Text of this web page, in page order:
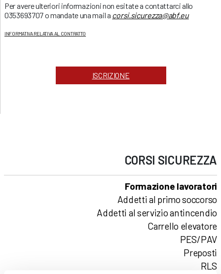
Per avere ulteriori informazioni non esitate a contattarci allo
0353693707 o mandate una mail a corsi.sicurezza@abf.eu
INFORMATIVA RELATIVA AL CONTRATTO
ISCRIZIONE
CORSI SICUREZZA
Formazione lavoratori
Addetti al primo soccorso
Addetti al servizio antincendio
Carrello elevatore
PES/PAV
Preposti
RLS